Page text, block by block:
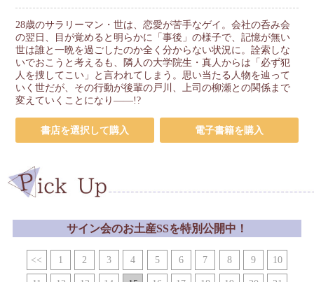
28歳のサラリーマン・世は、恋愛が苦手なゲイ。会社の呑み会
の翌日、目が覚めると明らかに「事後」の様子で、記憶が無い
世は誰と一晩を過ごしたのか全く分からない状況に。詮索しな
いでおこうと考えるも、隣人の大学院生・真人からは「必ず犯
人を捜してこい」と言われてしまう。思い当たる人物を辿って
いく世だが、その行動が後輩の戸川、上司の柳瀬との関係まで
変えていくことになり――!?
書店を選択して購入 電子書籍を購入
サイン会のお土産SSを特別公開中！
<< 1 2 3 4 5 6 7 8 9 10